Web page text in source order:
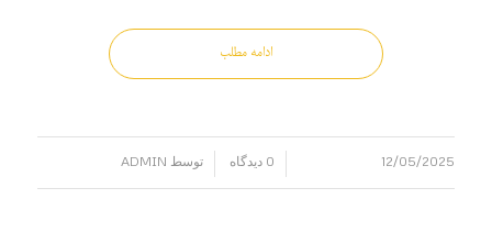
ادامه مطلب
12/05/2025 0 دیدگاه توسط ADMIN